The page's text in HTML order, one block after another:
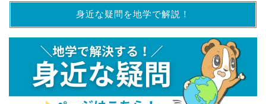
身近な疑問を地学で解説！